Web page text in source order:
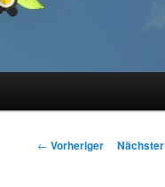
Beitragsnavigation
← Vorheriger Nächster